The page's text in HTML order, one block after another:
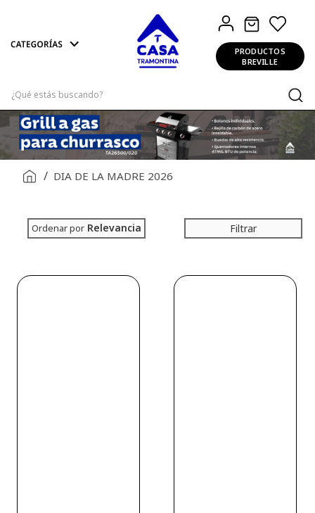
PRODUCTOS
BREVILLE
DIA DE LA MADRE 2026
Ordenar por Relevancia Filtrar